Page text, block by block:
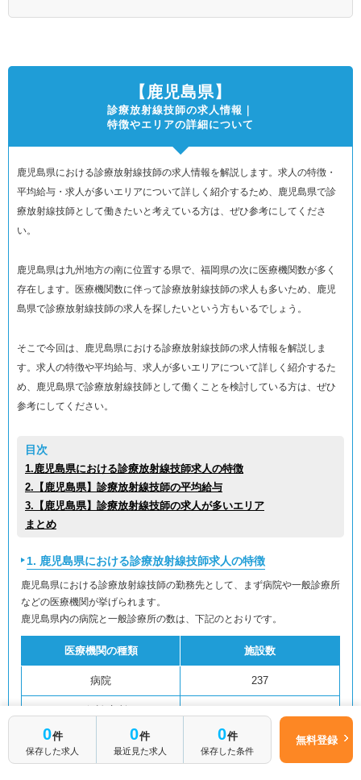
0件
保存した求人
0件
最近見た求人
0件
保存した条件
無料登録
【鹿児島県】
診療放射線技師の求人情報｜
特徴やエリアの詳細について
鹿児島県における診療放射線技師の求人情報を解説します。求人の特徴・
平均給与・求人が多いエリアについて詳しく紹介するため、鹿児島県で診
療放射線技師として働きたいと考えている方は、ぜひ参考にしてくださ
い。
鹿児島県は九州地方の南に位置する県で、福岡県の次に医療機関数が多く
存在します。医療機関数に伴って診療放射線技師の求人も多いため、鹿児
島県で診療放射線技師の求人を探したいという方もいるでしょう。
そこで今回は、鹿児島県における診療放射線技師の求人情報を解説しま
す。求人の特徴や平均給与、求人が多いエリアについて詳しく紹介するた
め、鹿児島県で診療放射線技師として働くことを検討している方は、ぜひ
参考にしてください。
目次
1.鹿児島県における診療放射線技師求人の特徴
2.【鹿児島県】診療放射線技師の平均給与
3.【鹿児島県】診療放射線技師の求人が多いエリア
まとめ
1. 鹿児島県における診療放射線技師求人の特徴
鹿児島県における診療放射線技師の勤務先として、まず病院や一般診療所
などの医療機関が挙げられます。
鹿児島県内の病院と一般診療所の数は、下記のとおりです。
医療機関の種類 施設数
病院 237
一般診療所
（出典：厚生労働省「医療施設動態調査（令和2年3月末概数）」／
https://www.mhlw.go.jp/toukei/saikin/hw/iryosd/m20/dl/is2003_01.pdf